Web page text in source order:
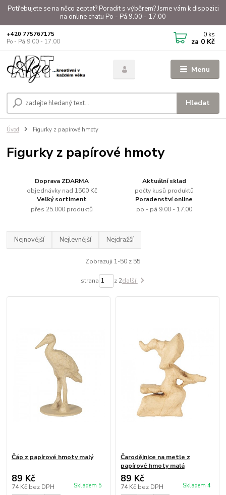
Potřebujete se na něco zeptat? Poradit s výběrem? Jsme vám k dispozici
na online chatu Po - Pá 9.00 - 17.00
Menu
Hledat
+420 775767175
Po - Pá 9.00 - 17.00
0 ks
za 0 Kč
Úvod Figurky z papírové hmoty
Figurky z papírové hmoty
Doprava ZDARMA
objednávky nad 1500 Kč
Aktuální sklad
počty kusů produktů
Velký sortiment
přes 25.000 produktů
Poradenství online
po - pá 9.00 - 17.00
Nejnovější Nejlevnější Nejdražší
Zobrazuji 1-50 z 55
strana z 2další
Čáp z papírové hmoty malý
89 Kč
74 Kč bez DPH Skladem 5
Čarodějnice na metle z
papírové hmoty malá
89 Kč
74 Kč bez DPH Skladem 4